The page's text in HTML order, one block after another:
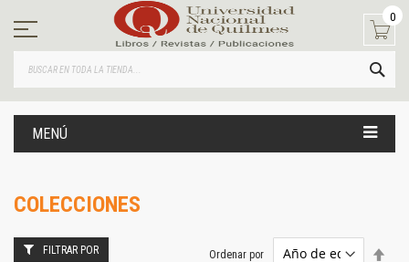
contenido
0
MENÚ
COLECCIONES
Ordenar por
FILTRAR POR